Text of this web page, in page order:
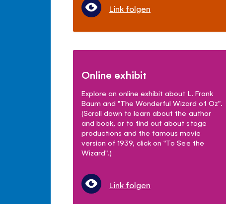
Link folgen
Online exhibit
Explore an online exhibit about L. Frank
Baum and "The Wonderful Wizard of Oz".
(Scroll down to learn about the author
and book, or to find out about stage
productions and the famous movie
version of 1939, click on "To See the
Wizard".)
Link folgen